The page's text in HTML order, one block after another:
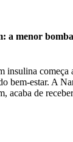
a menor
insulina começa
bem-estar. A
acaba de